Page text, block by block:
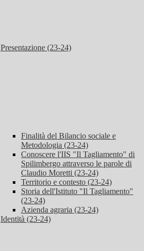
Presentazione (23-24)
Finalità del Bilancio sociale e
Metodologia (23-24)
Conoscere l'IIS "Il Tagliamento" di
Spilimbergo attraverso le parole di
Claudio Moretti (23-24)
Territorio e contesto (23-24)
Storia dell'Istituto "Il Tagliamento"
(23-24)
Azienda agraria (23-24)
Identità (23-24)